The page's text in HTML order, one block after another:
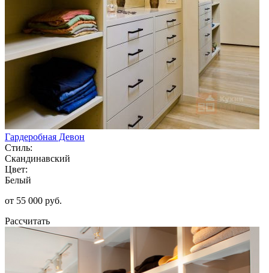
Гардеробная Девон
Стиль:
Скандинавский
Цвет:
Белый
от 55 000 руб.
Рассчитать